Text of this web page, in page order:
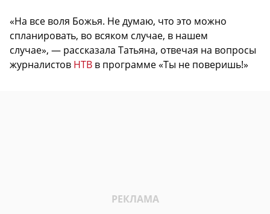
«На все воля Божья. Не думаю, что это можно
спланировать, во всяком случае, в нашем
случае», — рассказала Татьяна, отвечая на вопросы
журналистов НТВ в программе «Ты не поверишь!»